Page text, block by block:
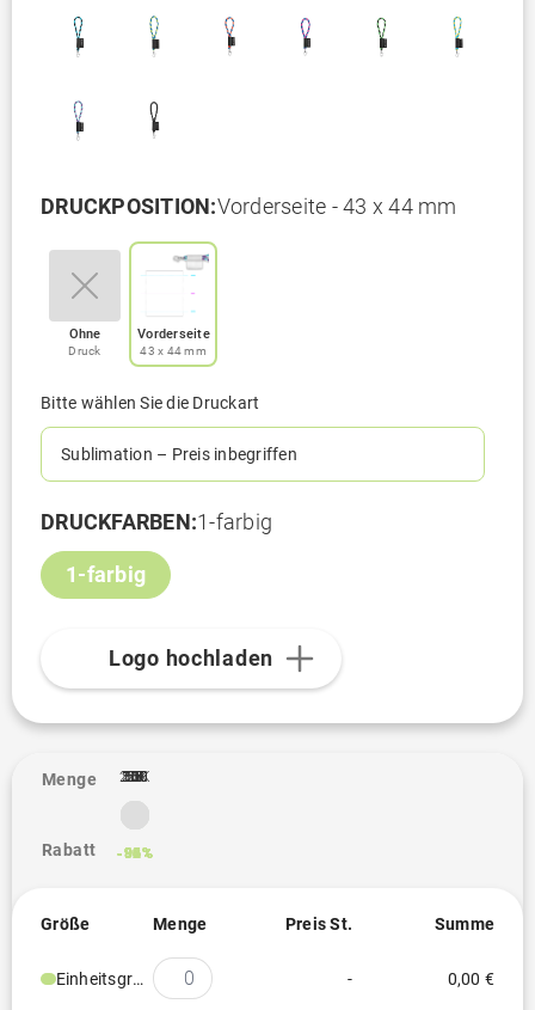
DRUCKPOSITION:Vorderseite - 43 x 44 mm
Ohne
Druck
Vorderseite
43 x 44 mm
Bitte wählen Sie die Druckart
Sublimation – Preis inbegriffen
DRUCKFARBEN:1-farbig
1-farbig
Logo hochladen
Menge
Rabatt
1
25
-82%
50
-86%
100
-92%
250
-94%
500
-95%
1K
-96%
2.5K
-96%
5K
-96%
10K
-96%
Größe Menge Preis St. Summe
Einheitsgröße - 0,00 €